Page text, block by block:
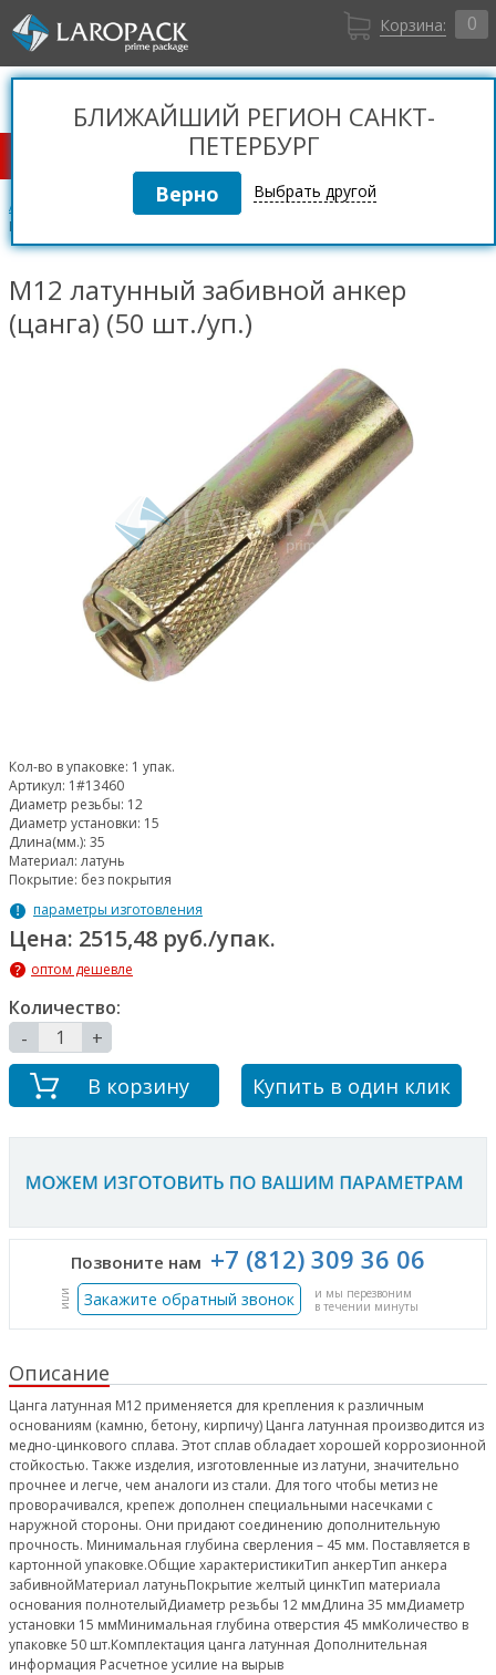
Корзина: 0
Санкт-Петербург
+7 (812) 309 36 06
Вход
Регистрация
КАТАЛОГ ТОВАРОВ
БЛИЖАЙШИЙ РЕГИОН САНКТ-
ПЕТЕРБУРГ
Выбрать другой
Анкеры
Анкеры забивные
М12 латунный забивной анкер (цанга) (50 шт./уп.)
М12 латунный забивной анкер
(цанга) (50 шт./уп.)
Кол-во в упаковке: 1 упак.
Артикул: 1#13460
Диаметр резьбы: 12
Диаметр установки: 15
Длина(мм.): 35
Материал: латунь
Покрытие: без покрытия
параметры изготовления
Цена: 2515,48 руб./упак.
оптом дешевле
Количество:
-
+
В корзину Купить в один клик
Позвоните нам +7 (812) 309 36 06
или Закажите обратный звонок
и мы перезвоним
в течении минуты
Описание
Цанга латунная М12 применяется для крепления к различным
основаниям (камню, бетону, кирпичу) Цанга латунная производится из
медно-цинкового сплава. Этот сплав обладает хорошей коррозионной
стойкостью. Также изделия, изготовленные из латуни, значительно
прочнее и легче, чем аналоги из стали. Для того чтобы метиз не
проворачивался, крепеж дополнен специальными насечками с
наружной стороны. Они придают соединению дополнительную
прочность. Минимальная глубина сверления – 45 мм. Поставляется в
картонной упаковке.Общие характеристикиТип анкерТип анкера
забивнойМатериал латуньПокрытие желтый цинкТип материала
основания полнотелыйДиаметр резьбы 12 ммДлина 35 ммДиаметр
установки 15 ммМинимальная глубина отверстия 45 ммКоличество в
упаковке 50 шт.Комплектация цанга латунная Дополнительная
информация Расчетное усилие на вырыв